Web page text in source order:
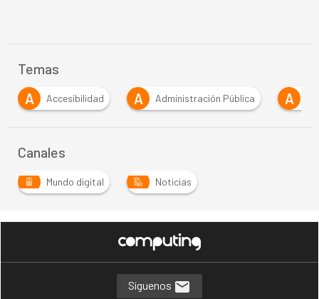
Temas
A
Accesibilidad A Administración Pública A
Canales
Mundo digital Noticias
Síguenos